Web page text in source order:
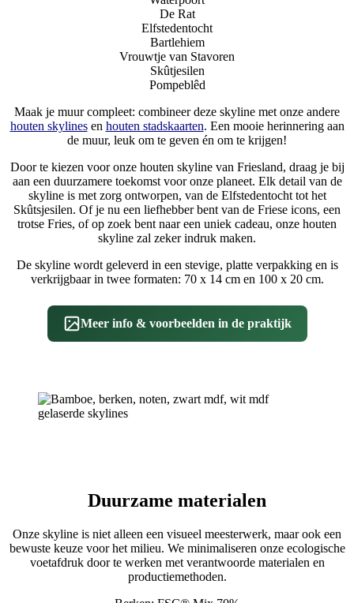
De Rat
Elfstedentocht
Bartlehiem
Vrouwtje van Stavoren
Skûtjesilen
Pompeblêd
Maak je muur compleet: combineer deze skyline met onze andere
houten skylinesen houten stadskaarten. Een mooie herinnering aan
de muur, leuk om te geven én om te krijgen!
Door te kiezen voor onze houten skyline van Friesland, draag je bij
aan een duurzamere toekomst voor onze planeet. Elk detail van de
skyline is met zorg ontworpen, van de Elfstedentocht tot het
Skûtsjesilen. Of je nu een liefhebber bent van de Friese icons, een
trotse Fries, of op zoek bent naar een uniek cadeau, onze houten
skyline zal zeker indruk maken.
De skyline wordt geleverd in een stevige, platte verpakking en is
verkrijgbaar in twee formaten: 70 x 14 cm en 100 x 20 cm.
Meer info & voorbeelden in de praktijk
Duurzame materialen
Onze skyline is niet alleen een visueel meesterwerk, maar ook een
bewuste keuze voor het milieu. We minimaliseren onze ecologische
voetafdruk door te werken met verantwoorde materialen en
productiemethoden.